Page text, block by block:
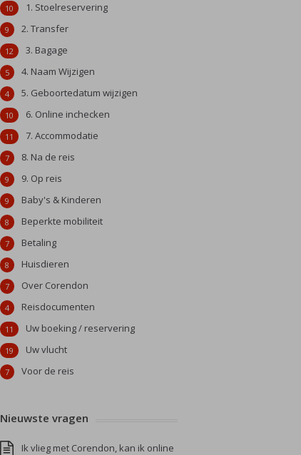
1. Stoelreservering
10
2. Transfer
9
3. Bagage
12
4. Naam Wijzigen
5
5. Geboortedatum wijzigen
4
6. Online inchecken
10
7. Accommodatie
11
8. Na de reis
7
9. Op reis
9
Baby's & Kinderen
9
Beperkte mobiliteit
8
Betaling
7
Huisdieren
8
Over Corendon
7
Reisdocumenten
4
Uw boeking / reservering
11
Uw vlucht
19
Voor de reis
7
Nieuwste vragen
Ik vlieg met Corendon, kan ik online